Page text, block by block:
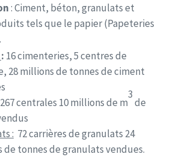
: Ciment, béton, granulats et
tels que le papier (Papeteries
: 16 cimenteries, 5 centres de
28 millions de tonnes de ciment
267 centrales 10 millions de m
3
de
: 72 carrières de granulats 24
de tonnes de granulats vendues.